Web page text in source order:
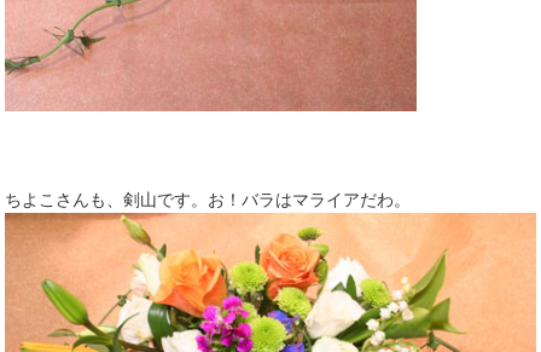
ちよこさんも、剣山です。お！バラはマライアだわ。